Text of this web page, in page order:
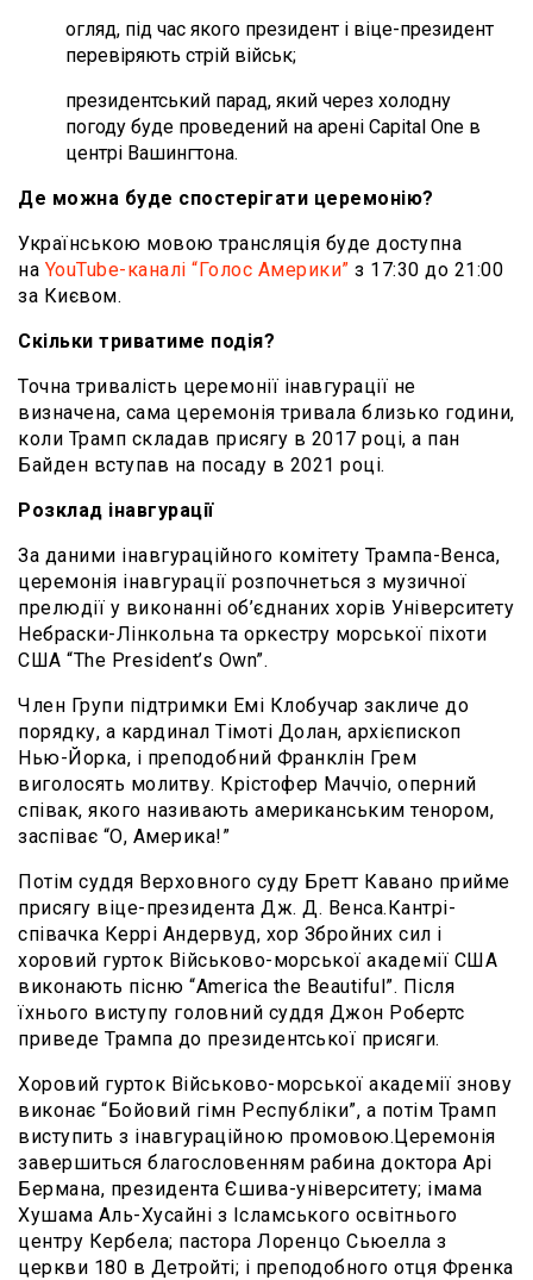
огляд, під час якого президент і віце-президент
перевіряють стрій військ;
президентський парад, який через холодну
погоду буде проведений на арені Capital One в
центрі Вашингтона.
Де можна буде спостерігати церемонію?
Українською мовою трансляція буде доступна
на YouTube-каналі “Голос Америки” з 17:30 до 21:00
за Києвом.
Скільки триватиме подія?
Точна тривалість церемонії інавгурації не
визначена, сама церемонія тривала близько години,
коли Трамп складав присягу в 2017 році, а пан
Байден вступав на посаду в 2021 році.
Розклад інавгурації
За даними інавгураційного комітету Трампа-Венса,
церемонія інавгурації розпочнеться з музичної
прелюдії у виконанні об’єднаних хорів Університету
Небраски-Лінкольна та оркестру морської піхоти
США “The President’s Own”.
Член Групи підтримки Емі Клобучар закличе до
порядку, а кардинал Тімоті Долан, архієпископ
Нью-Йорка, і преподобний Франклін Грем
виголосять молитву. Крістофер Маччіо, оперний
співак, якого називають американським тенором,
заспіває “О, Америка!”
Потім суддя Верховного суду Бретт Кавано прийме
присягу віце-президента Дж. Д. Венса.Кантрі-
співачка Керрі Андервуд, хор Збройних сил і
хоровий гурток Військово-морської академії США
виконають пісню “America the Beautiful”. Після
їхнього виступу головний суддя Джон Робертс
приведе Трампа до президентської присяги.
Хоровий гурток Військово-морської академії знову
виконає “Бойовий гімн Республіки”, а потім Трамп
виступить з інавгураційною промовою.Церемонія
завершиться благословенням рабина доктора Арі
Бермана, президента Єшива-університету; імама
Хушама Аль-Хусайні з Ісламського освітнього
центру Кербела; пастора Лоренцо Сьюелла з
церкви 180 в Детройті; і преподобного отця Френка